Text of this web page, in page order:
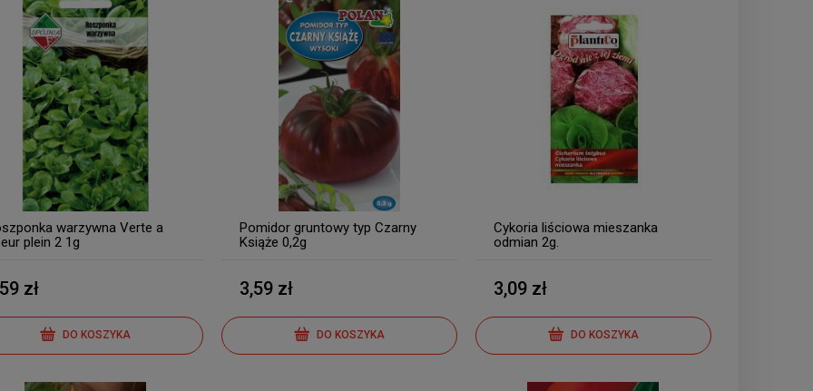
warzywna Verte a
plein 2 1g
zł
DO KOSZYKA
Pomidor gruntowy typ Czarny
Książe 0,2g
3,59 zł
DO KOSZYKA
Cykoria liściowa mieszanka
odmian 2g.
3,09 zł
DO KOSZYKA